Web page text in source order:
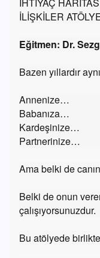
İLİŞKİLER
Eğitmen: Dr.
Bazen yıllardır
Annenize…
Babanıza…
Kardeşinize…
Partnerinize…
Ama belki de
Belki de onun
çalışıyorsunuzdur.
Bu atölyede